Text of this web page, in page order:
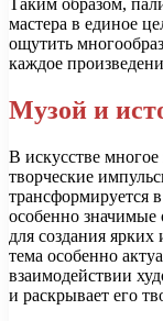
мастера в единое
ощутить
каждое
Музой и
В искусстве
творческие
трансформируется
особенно значимые
для создания
тема особенно
взаимодействии
и раскрывает его